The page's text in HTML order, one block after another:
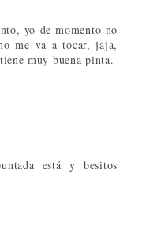
yo de momento no
me va a tocar, jaja,
muy buena pinta.
está y besitos